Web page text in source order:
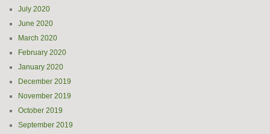
July 2020
June 2020
March 2020
February 2020
January 2020
December 2019
November 2019
October 2019
September 2019